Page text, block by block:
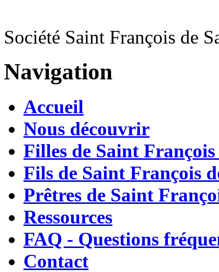
Société Saint François de
Navigation
Accueil
Nous découvrir
Filles de Saint François
Fils de Saint François
Prêtres de Saint
Ressources
FAQ - Questions
Contact